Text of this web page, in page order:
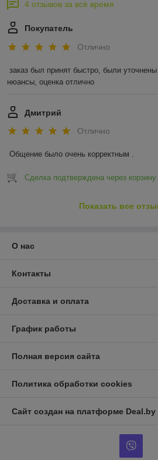
4 отзывов за всё время
Покупатель
Отлично
заказ был принят быстро, были
нюансы, оценка отлично
Дмитрий
Отлично
Общение было очень корректным .
Сделка подтверждена через корзину
Показать все
О нас
Контакты
Доставка и оплата
График работы
Полная версия сайта
Политика обработки cookies
Сайт создан на платформе Deal.by